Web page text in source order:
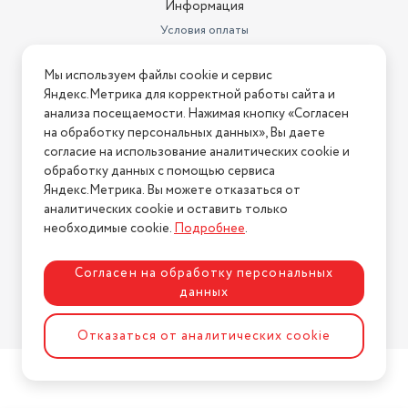
Длина товара в упаковке, в
1.07
метрах
0.17
Высота товара в упаковке, в
метрах
0.51
Объем товара в упаковке, в
литрах
103.683
Количество колес
4
Вид колес
Надувные
Форма поставки
В разобранном виде
Регулировка сидения
Информация
Условия оплаты
Условия возврата
Нашли ошибку на сайте? Напишите нам
2026 © Интернет-магазин "АстМаркет". У нас есть всё!
Политика конфиденциальности
Разработка сайтаASTDESIGN
Мы используем файлы cookie и сервис
Яндекс.Метрика для корректной работы сайта и
анализа посещаемости. Нажимая кнопку «Согласен
на обработку персональных данных», Вы даете
согласие на использование аналитических cookie и
обработку данных с помощью сервиса
Яндекс.Метрика. Вы можете отказаться от
аналитических cookie и оставить только
необходимые cookie.Подробнее.
Согласен на обработку персональных
данных
Отказаться от аналитических cookie